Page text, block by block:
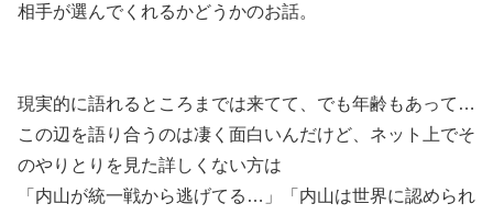
相手が選んでくれるかどうかのお話。
現実的に語れるところまでは来てて、でも年齢もあって…
この辺を語り合うのは凄く面白いんだけど、ネット上でそ
のやりとりを見た詳しくない方は
「内山が統一戦から逃げてる…」「内山は世界に認められ